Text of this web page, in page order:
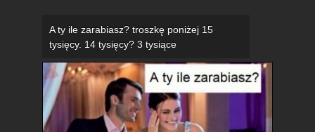
A ty ile zarabiasz? troszkę poniżej 15
tysięcy. 14 tysięcy? 3 tysiące